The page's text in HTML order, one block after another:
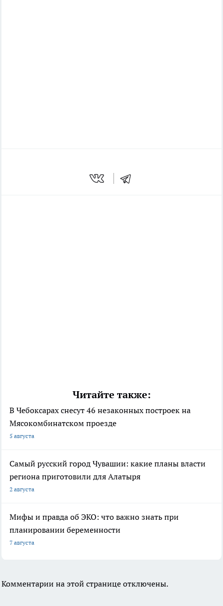
Читайте также:
В Чебоксарах снесут 46 незаконных построек на
Мясокомбинатском проезде
5 августа
Самый русский город Чувашии: какие планы власти
региона приготовили для Алатыря
2 августа
Мифы и правда об ЭКО: что важно знать при
планировании беременности
7 августа
Комментарии на этой странице отключены.